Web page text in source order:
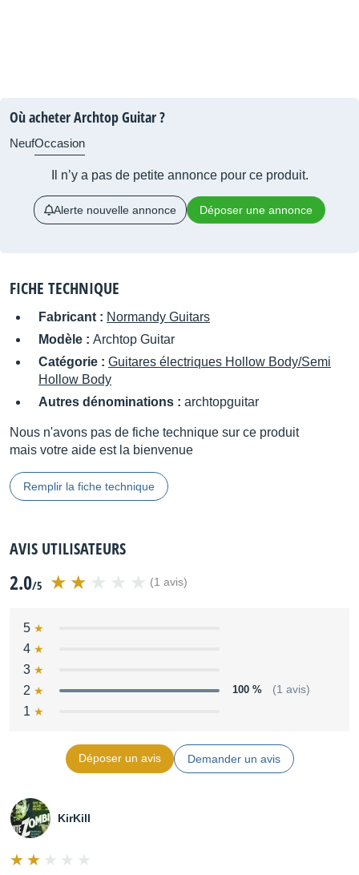
Où acheter Archtop Guitar ?
NeufOccasion
Il n’y a pas de petite annonce pour ce produit.
Alerte nouvelle annonce Déposer une annonce
FICHE TECHNIQUE
Fabricant : Normandy Guitars
Modèle : Archtop Guitar
Catégorie : Guitares électriques Hollow Body/Semi
Hollow Body
Autres dénominations : archtopguitar
Nous n'avons pas de fiche technique sur ce produit
mais votre aide est la bienvenue
Remplir la fiche technique
AVIS UTILISATEURS
2.0/5 (1 avis)
5
4
3
2
100 % (1 avis)
1
Déposer un avis Demander un avis
KirKill